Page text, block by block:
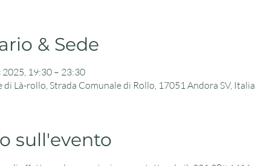
& Sede
2025, 19:30 – 23:30
di Là-rollo, Strada Comunale di Rollo, 17051 Andora SV, Italia
sull'evento